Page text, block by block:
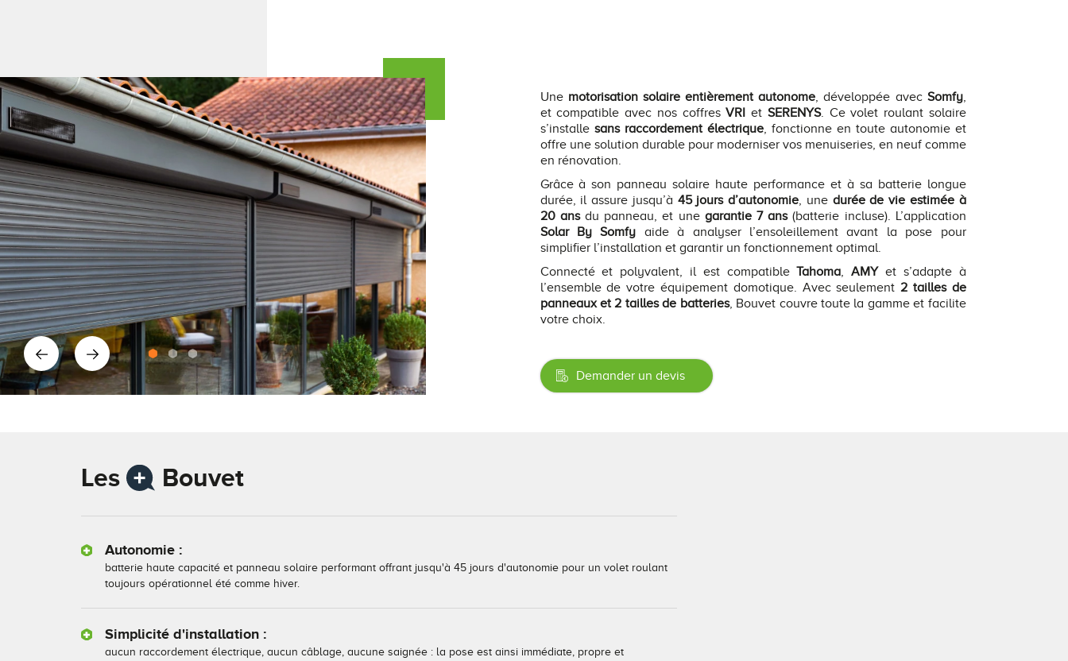
Une motorisation solaire entièrement autonome, développée avec Somfy,
et compatible avec nos coffresVRI et SERENYS. Ce volet roulant solaire
s’installe sans raccordement électrique, fonctionne en toute autonomie et
offre une solution durable pour moderniser vos menuiseries, en neuf comme
en rénovation.
Grâce à son panneau solaire haute performance et à sa batterie longue
durée, il assure jusqu’à 45 jours d’autonomie, une durée de vie estimée à
20 ansdu panneau, et une garantie 7 ans(batterie incluse). L’application
Solar By Somfy aide à analyser l’ensoleillement avant la pose pour
simplifier l’installation et garantir un fonctionnement optimal.
Connecté et polyvalent, il est compatibleTahoma,AMYet s’adapte à
l’ensemble de votre équipement domotique. Avec seulement2 tailles de
panneaux et 2 tailles de batteries, Bouvet couvre toute la gamme et facilite
votre choix.
Demander un devis
Les Bouvet
Autonomie :
batterie haute capacité et panneau solaire performant offrant jusqu'à 45 jours d'autonomie pour un volet roulant
toujours opérationnel été comme hiver.
Simplicité d'installation :
aucun raccordement électrique, aucun câblage, aucune saignée : la pose est ainsi immédiate, propre et